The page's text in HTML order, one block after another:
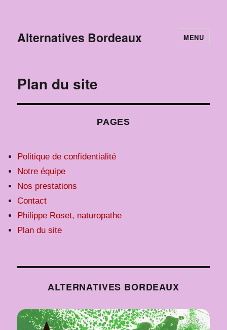
Alternatives Bordeaux MENU
Plan du site
PAGES
Politique de confidentialité
Notre équipe
Nos prestations
Contact
Philippe Roset, naturopathe
Plan du site
ALTERNATIVES BORDEAUX